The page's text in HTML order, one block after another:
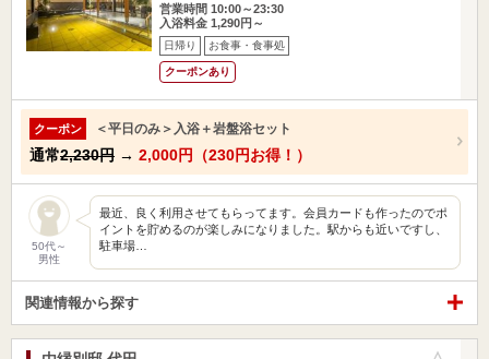
営業時間 10:00～23:30
入浴料金 1,290円～
日帰り お食事・食事処
クーポンあり
クーポン ＜平日のみ＞入浴＋岩盤浴セット
通常2,230円 → 2,000円（230円お得！）
50代～
男性
最近、良く利用させてもらってます。会員カードも作ったのでポ
イントを貯めるのが楽しみになりました。駅からも近いですし、
駐車場…
関連情報から探す